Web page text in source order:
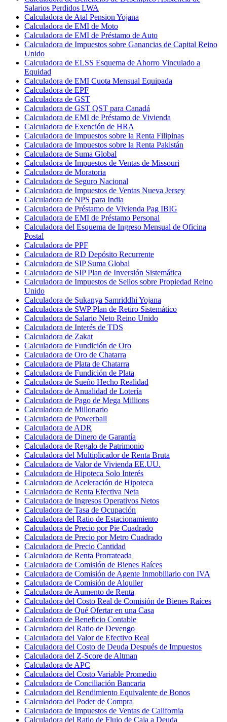
Salarios Perdidos LWA
Calculadora de Atal Pension Yojana
Calculadora de EMI de Moto
Calculadora de EMI de Préstamo de Auto
Calculadora de Impuestos sobre Ganancias de Capital Reino
Unido
Calculadora de ELSS Esquema de Ahorro Vinculado a
Equidad
Calculadora de EMI Cuota Mensual Equipada
Calculadora de EPF
Calculadora de GST
Calculadora de GST QST para Canadá
Calculadora de EMI de Préstamo de Vivienda
Calculadora de Exención de HRA
Calculadora de Impuestos sobre la Renta Filipinas
Calculadora de Impuestos sobre la Renta Pakistán
Calculadora de Suma Global
Calculadora de Impuestos de Ventas de Missouri
Calculadora de Moratoria
Calculadora de Seguro Nacional
Calculadora de Impuestos de Ventas Nueva Jersey
Calculadora de NPS para India
Calculadora de Préstamo de Vivienda Pag IBIG
Calculadora de EMI de Préstamo Personal
Calculadora del Esquema de Ingreso Mensual de Oficina
Postal
Calculadora de PPF
Calculadora de RD Depósito Recurrente
Calculadora de SIP Suma Global
Calculadora de SIP Plan de Inversión Sistemática
Calculadora de Impuestos de Sellos sobre Propiedad Reino
Unido
Calculadora de Sukanya Samriddhi Yojana
Calculadora de SWP Plan de Retiro Sistemático
Calculadora de Salario Neto Reino Unido
Calculadora de Interés de TDS
Calculadora de Zakat
Calculadora de Fundición de Oro
Calculadora de Oro de Chatarra
Calculadora de Plata de Chatarra
Calculadora de Fundición de Plata
Calculadora de Sueño Hecho Realidad
Calculadora de Anualidad de Lotería
Calculadora de Pago de Mega Millions
Calculadora de Millonario
Calculadora de Powerball
Calculadora de ADR
Calculadora de Dinero de Garantía
Calculadora de Regalo de Patrimonio
Calculadora del Multiplicador de Renta Bruta
Calculadora de Valor de Vivienda EE.UU.
Calculadora de Hipoteca Solo Interés
Calculadora de Aceleración de Hipoteca
Calculadora de Renta Efectiva Neta
Calculadora de Ingresos Operativos Netos
Calculadora de Tasa de Ocupación
Calculadora del Ratio de Estacionamiento
Calculadora de Precio por Pie Cuadrado
Calculadora de Precio por Metro Cuadrado
Calculadora de Precio Cantidad
Calculadora de Renta Prorrateada
Calculadora de Comisión de Bienes Raíces
Calculadora de Comisión de Agente Inmobiliario con IVA
Calculadora de Comisión de Alquiler
Calculadora de Aumento de Renta
Calculadora del Costo Real de Comisión de Bienes Raíces
Calculadora de Qué Ofertar en una Casa
Calculadora de Beneficio Contable
Calculadora del Ratio de Devengo
Calculadora del Valor de Efectivo Real
Calculadora del Costo de Deuda Después de Impuestos
Calculadora del Z-Score de Altman
Calculadora de APC
Calculadora del Costo Variable Promedio
Calculadora de Conciliación Bancaria
Calculadora del Rendimiento Equivalente de Bonos
Calculadora del Poder de Compra
Calculadora de Impuestos de Ventas de California
Calculadora del Ratio de Flujo de Caja a Deuda